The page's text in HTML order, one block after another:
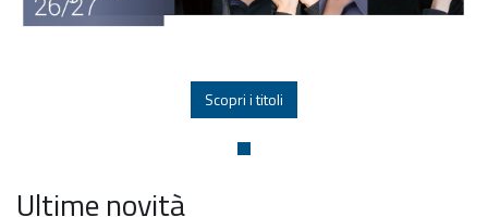
Scopri i titoli
Ultime novità